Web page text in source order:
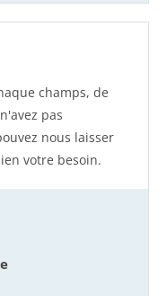
champs, de
pas
nous laisser
votre besoin.